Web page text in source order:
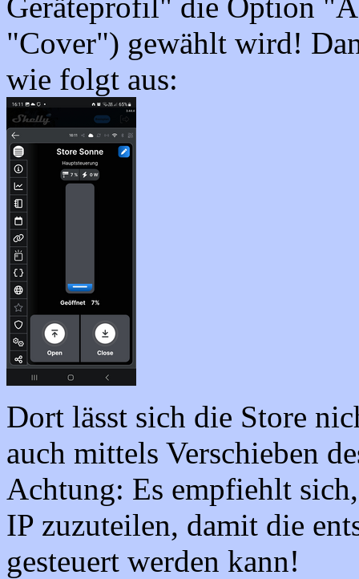
"Cover") gewählt wird!
wie folgt aus:
Dort lässt sich die Store
auch mittels Verschieben
Achtung: Es empfiehlt
IP zuzuteilen, damit die
gesteuert werden kann!